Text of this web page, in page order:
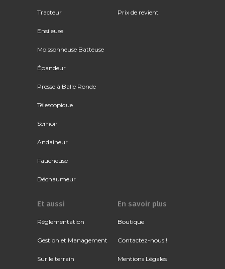
Tracteur
Ensileuse
Moissonneuse Batteuse
Épandeur
Presse à Balle Ronde
Télescopique
Semoir
Andaineur
Faucheuse
Déchaumeur
Prix de revient
Et aussi
Réglementation
Gestion et Management
Sur le terrain
En savoir plus
Boutique
Contactez-nous !
Mentions Légales